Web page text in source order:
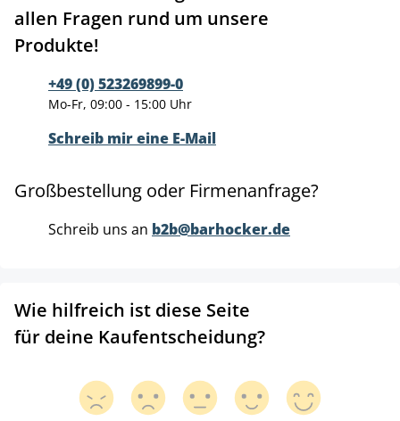
allen Fragen rund um unsere
Produkte!
+49 (0) 523269899-0
Mo-Fr, 09:00 - 15:00 Uhr
Schreib mir eine E-Mail
Großbestellung oder Firmenanfrage?
Schreib uns an b2b@barhocker.de
Wie hilfreich ist diese Seite
für deine Kaufentscheidung?